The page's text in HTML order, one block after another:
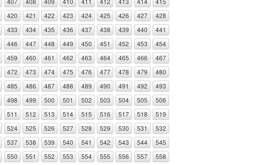
420 421 422 423 424 425 426 427
428
433 434 435 436 437 438 439 440
441
446 447 448 449 450 451 452 453
454
459 460 461 462 463 464 465 466
467
472 473 474 475 476 477 478 479
480
485 486 487 488 489 490 491 492
493
498 499 500 501 502 503 504 505
506
511 512 513 514 515 516 517 518
519
524 525 526 527 528 529 530 531
532
537 538 539 540 541 542 543 544
545
550 551 552 553 554 555 556 557
558